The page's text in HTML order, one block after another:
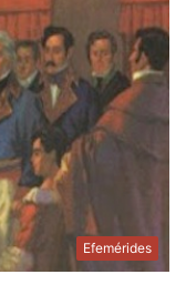
Efemérides